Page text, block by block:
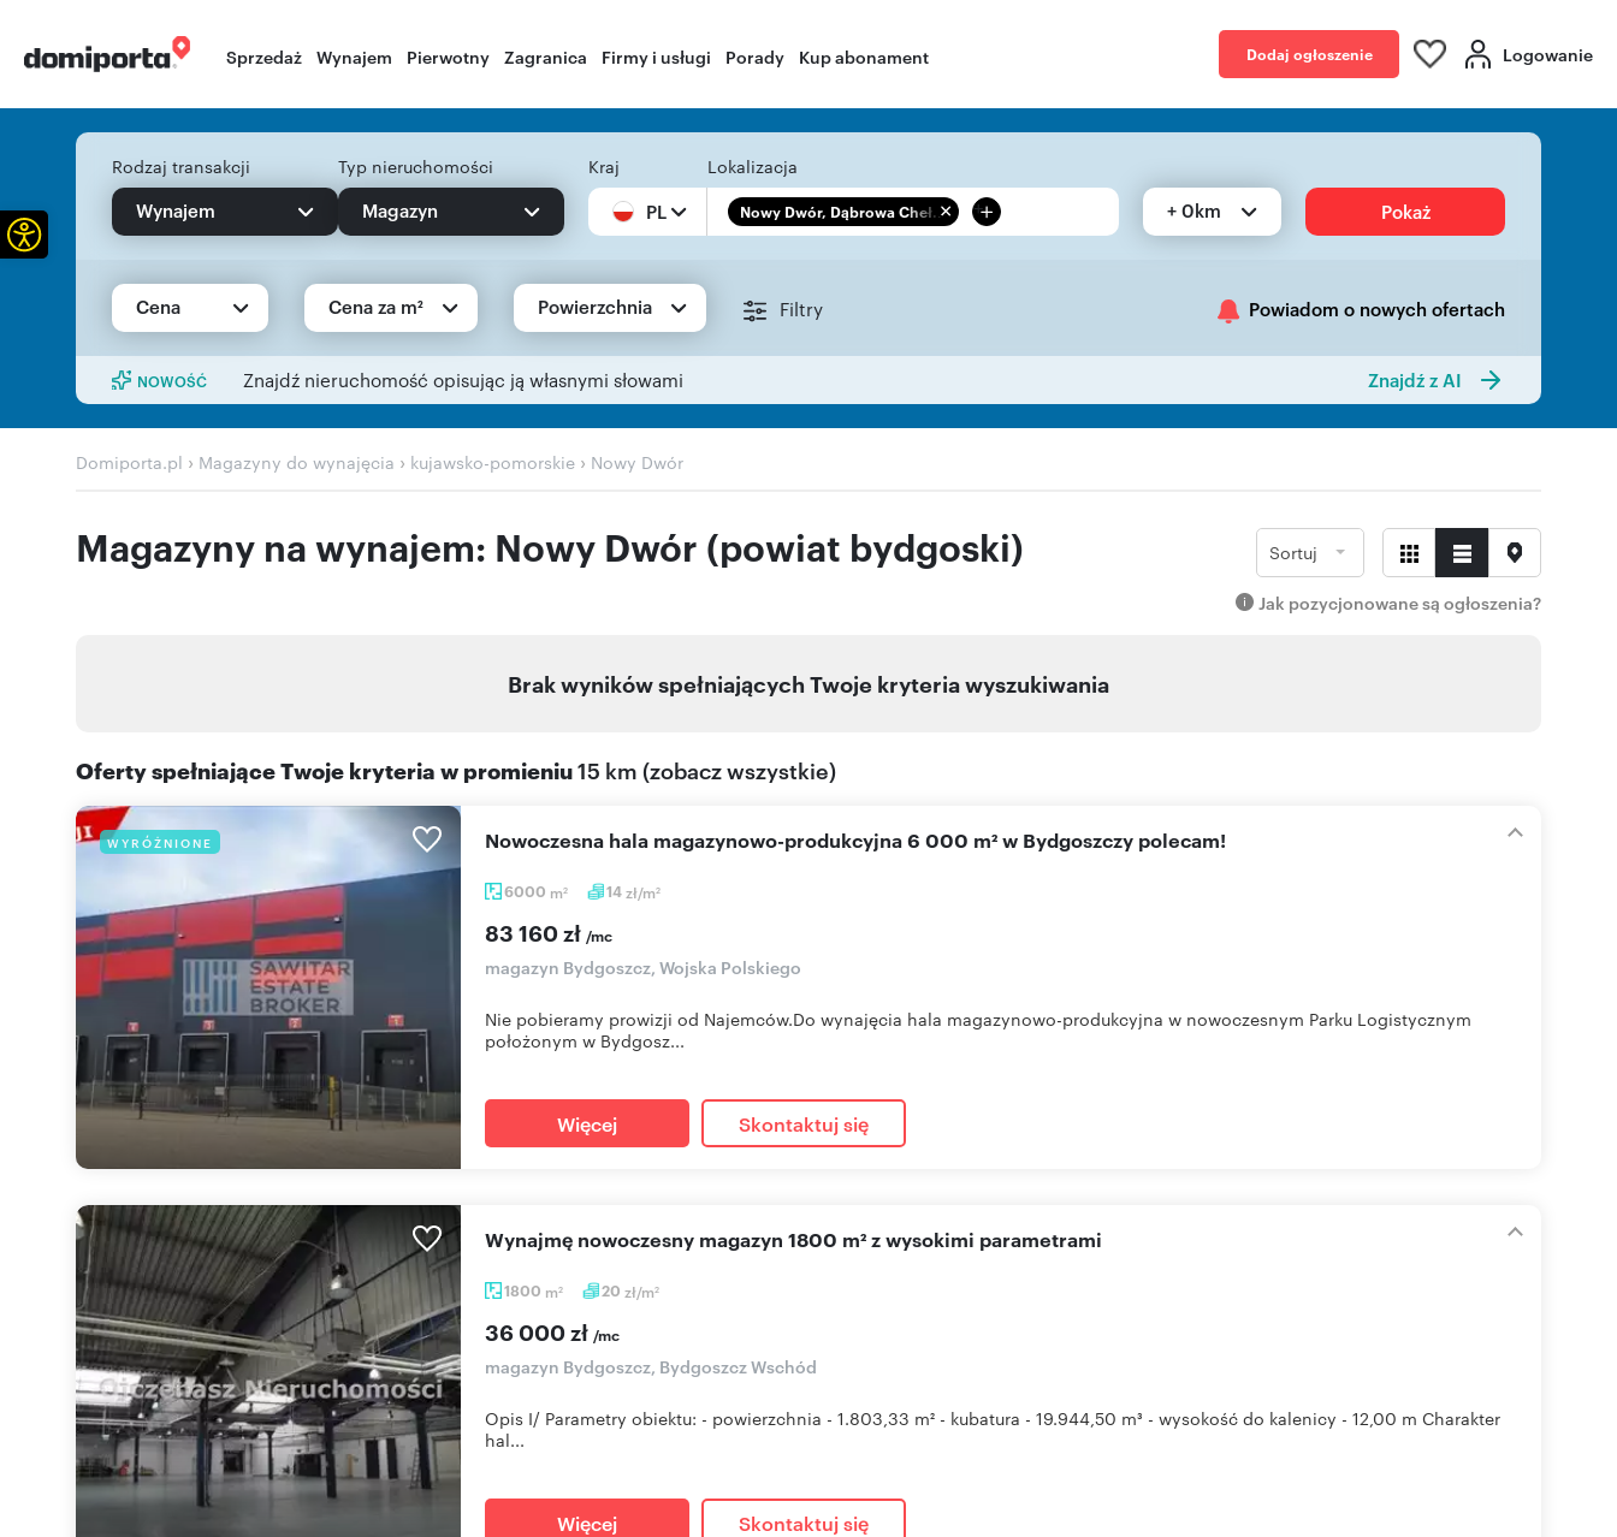
Sprzedaż Wynajem Pierwotny Zagranica Firmy i usługi Porady Kup abonament Dodaj ogłoszenie Logowanie
Rodzaj transakcji
Wynajem
Typ nieruchomości
Magazyn
Kraj
PL
Lokalizacja
Nowy Dwór, Dąbrowa Cheł... + + 0km Pokaż
Cena Cena za m² Powierzchnia Filtry Powiadom o nowych ofertach
NOWOŚĆ Znajdź nieruchomość opisując ją własnymi słowami Znajdź z AI
Domiporta.pl › Magazyny do wynajęcia › kujawsko-pomorskie › Nowy Dwór
Magazyny na wynajem: Nowy Dwór (powiat bydgoski) Sortuj
Jak pozycjonowane są ogłoszenia?
Brak wyników spełniających Twoje kryteria wyszukiwania
Oferty spełniające Twoje kryteria w promieniu15 km (zobacz wszystkie)
WYRÓŻNIONE
6000 m2 14zł/m2
Nowoczesna hala magazynowo-produkcyjna 6 000 m² w Bydgoszczy polecam!
83 160 zł /mc
magazyn Bydgoszcz, Wojska Polskiego
Nie pobieramy prowizji od Najemców.Do wynajęcia hala magazynowo-produkcyjna w nowoczesnym Parku Logistycznym
położonym w Bydgosz...
Więcej Skontaktuj się
1800 m2 20 zł/m2
Wynajmę nowoczesny magazyn 1800 m² z wysokimi parametrami
36 000 zł /mc
magazyn Bydgoszcz, Bydgoszcz Wschód
Opis I/ Parametry obiektu: - powierzchnia - 1.803,33 m² - kubatura - 19.944,50 m³ - wysokość do kalenicy - 12,00 m Charakter
hal...
Więcej Skontaktuj się
Otwórz pasek narzędzi